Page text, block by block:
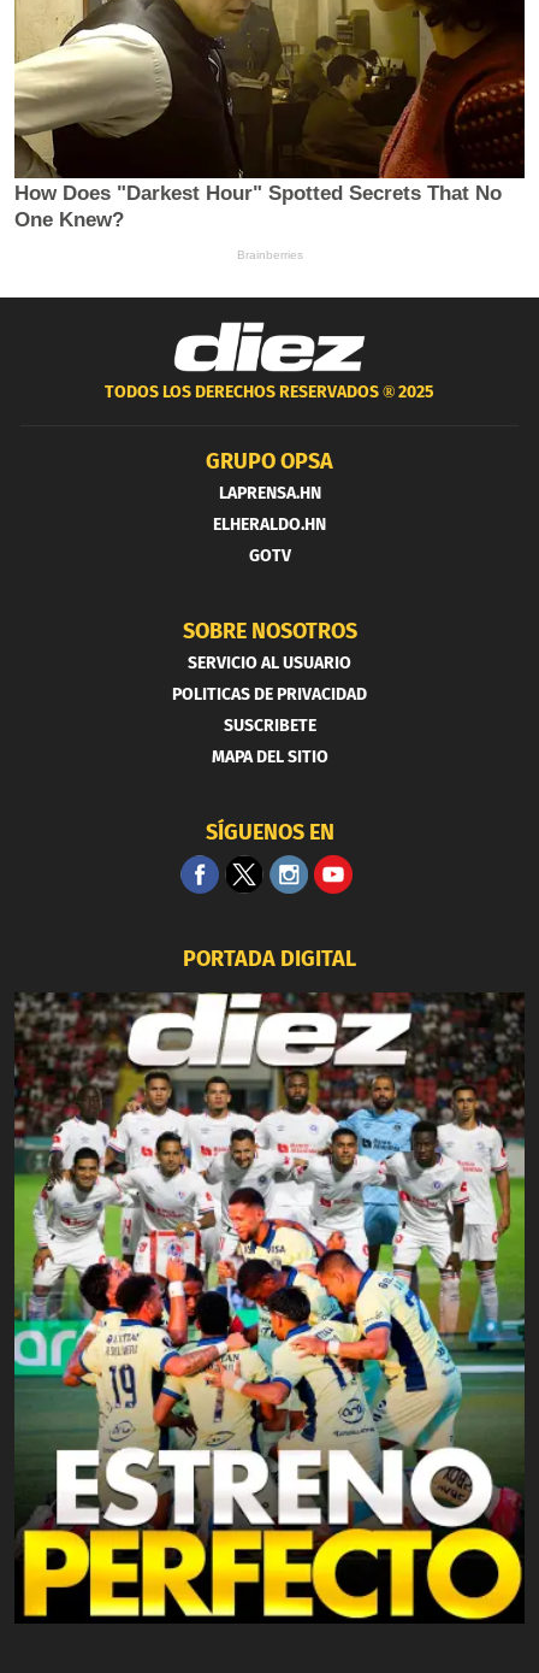
TODOS LOS DERECHOS RESERVADOS ®2025
GRUPO OPSA
LAPRENSA.HN
ELHERALDO.HN
GOTV
SOBRE NOSOTROS
SERVICIO AL USUARIO
POLITICAS DE PRIVACIDAD
SUSCRIBETE
MAPA DEL SITIO
SÍGUENOS EN
PORTADA DIGITAL